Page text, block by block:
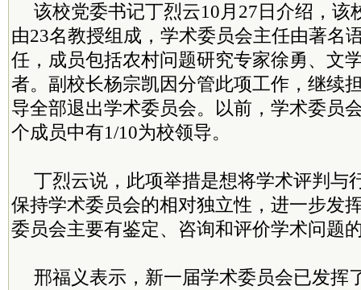
该校党委书记丁烈云10月27日介绍，该
由23名教授组成，学术委员会主任由著名
任，成员包括农村问题研究专家徐勇、文
者。副校长杨宗凯因分管此项工作，继续
导全部退出学术委员会。以前，学术委员
个成员中有1/10为校领导。
丁烈云说，此项举措是想将学术评判与
保持学术委员会的相对独立性，进一步发
委员会主要有鉴定、咨询和评价学术问题
邢福义表示，新一届学术委员会已发挥